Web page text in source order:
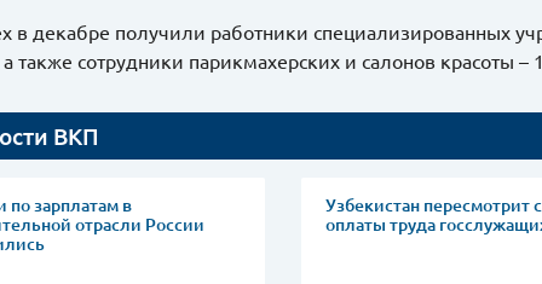
в декабре получили работники специализированных
также сотрудники парикмахерских и салонов красоты –
ВКП
по зарплатам в
отрасли России
Узбекистан пересмотрит
оплаты труда